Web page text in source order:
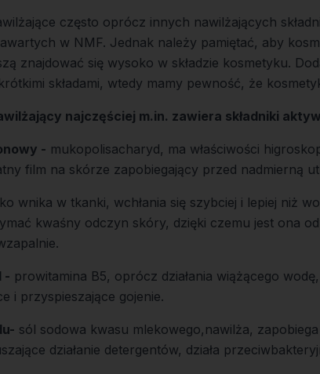
często oprócz innych nawilżających
w NMF. Jednak należy pamiętać, aby
znajdować się wysoko w składzie kosmetyku.
składami, wtedy mamy pewność, że
najczęściej m.in. zawiera składniki
- mukopolisacharyd, ma właściwości
film na skórze zapobiegający przed nadmierną
wnika w tkanki, wchłania się szybciej i lepiej niż
kwaśny odczyn skóry, dzięki czemu jest ona
- prowitamina B5, oprócz działania wiążącego
i przyspieszające gojenie.
sól sodowa kwasu mlekowego,nawilża,
działanie detergentów, działa